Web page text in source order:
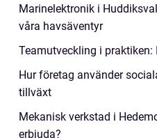
Marinelektronik i
våra havsäventyr
Teamutveckling i praktiken:
Hur företag använder
tillväxt
Mekanisk verkstad i
erbjuda?